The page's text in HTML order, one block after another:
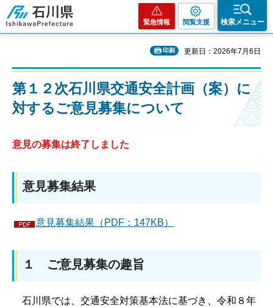
石川県
緊急情報 閲覧支援 検索メニュー
印刷 更新日：2026年7月6日
第１２次石川県交通安全計画（案）に
対するご意見募集について
意見の募集は終了しました
意見募集結果
意見募集結果（PDF：147KB）
１ ご意見募集の趣旨
石川県では、交通安全対策基本法に基づき、令和８年